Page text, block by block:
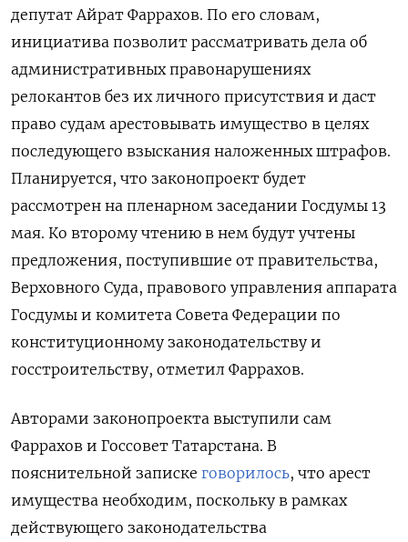
депутат Айрат Фаррахов. По его словам,
инициатива позволит рассматривать дела об
административных правонарушениях
релокантов без их личного присутствия и даст
право судам арестовывать имущество в целях
последующего взыскания наложенных штрафов.
Планируется, что законопроект будет
рассмотрен на пленарном заседании Госдумы 13
мая. Ко второму чтению в нем будут учтены
предложения, поступившие от правительства,
Верховного Суда, правового управления аппарата
Госдумы и комитета Совета Федерации по
конституционному законодательству и
госстроительству, отметил Фаррахов.
Авторами законопроекта выступили сам
Фаррахов и Госсовет Татарстана. В
пояснительной записке говорилось, что арест
имущества необходим, поскольку в рамках
действующего законодательства